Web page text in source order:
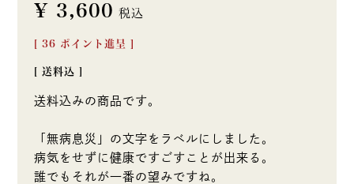
¥ 3,600 税込
36 ポイント進呈 ]
送料込
送料込みの商品です。
「無病息災」の文字をラベルにしました。
病気をせずに健康ですごすことが出来る。
誰でもそれが一番の望みですね。